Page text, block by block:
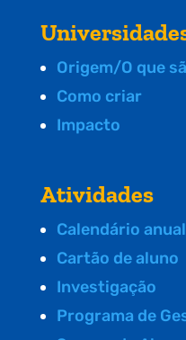
Origem/O que
Como criar
Impacto
Atividades
Calendário anual
Cartão de aluno
Investigação
Programa de